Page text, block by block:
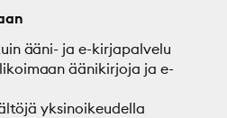
ääni- ja e-kirjapalvelu
äänikirjoja ja e-
yksinoikeudella